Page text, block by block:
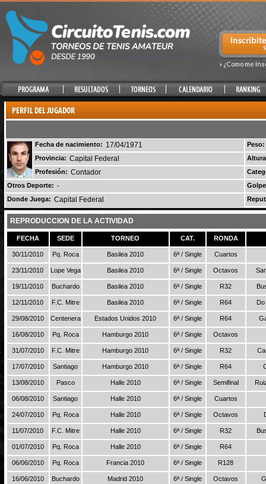
» ¿Como me
Fecha de nacimiento: 17/04/1971
Peso:
Provincia: Capital Federal
Profesión: Contador
Otros Deporte: -
Donde Juega: Capital Federal
REPRODUCCION DE LA ACTIVIDAD
FECHA SEDE TORNEO CAT. RONDA
30/11/2010 Pq. Roca Basilea 2010 6ª / Single Cuartos
23/11/2010 Lope Vega Basilea 2010 6ª / Single Octavos
19/11/2010 Buchardo Basilea 2010 6ª / Single R32
12/11/2010 F.C. Mitre Basilea 2010 6ª / Single R64
29/08/2010 Centenera Estados Unidos 2010 6ª / Single R64
16/08/2010 Pq. Roca Hamburgo 2010 6ª / Single Octavos
31/07/2010 F.C. Mitre Hamburgo 2010 6ª / Single R32
17/07/2010 Santiago Hamburgo 2010 6ª / Single R64
13/08/2010 Pasco Halle 2010 6ª / Single Semifinal
06/08/2010 Santiago Halle 2010 6ª / Single Cuartos
24/07/2010 Pq. Roca Halle 2010 6ª / Single Octavos
11/07/2010 F.C. Mitre Halle 2010 6ª / Single R32
01/07/2010 Pq. Roca Halle 2010 6ª / Single R64
06/06/2010 Pq. Roca Francia 2010 6ª / Single R128
16/06/2010 Buchardo Madrid 2010 6ª / Single Octavos